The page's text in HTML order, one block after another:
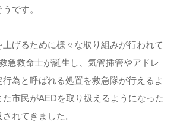
です。
げるために様々な取り組みが行われて
急救命士が誕生し、気管挿管やアドレ
為と呼ばれる処置を救急隊が行えるよ
た市民がAEDを取り扱えるようになった
れてきました。